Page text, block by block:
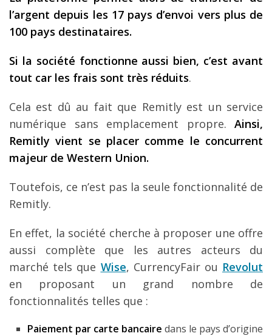
l’argent depuis les 17 pays d’envoi vers plus de
100 pays destinataires.
Si la société fonctionne aussi bien, c’est avant
tout car les frais sont très réduits.
Cela est dû au fait que Remitly est un service
numérique sans emplacement propre. Ainsi,
Remitly vient se placer comme le concurrent
majeur de Western Union.
Toutefois, ce n’est pas la seule fonctionnalité de
Remitly.
En effet, la société cherche à proposer une offre
aussi complète que les autres acteurs du
marché tels que Wise, CurrencyFair ou Revolut
en proposant un grand nombre de
fonctionnalités telles que :
Paiement par carte bancaire dans le pays d’origine